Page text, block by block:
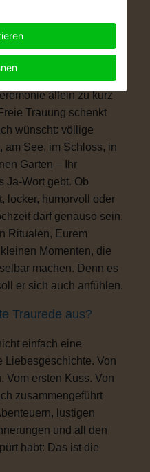
sich eine Hochzeit, die
ist eine kirchliche
Euch. Vielleicht ist
allein zu kurz
Trauung schenkt
wünscht: völlige
am See, im Schloss, in
Garten – Ihr
Ja-Wort gebt. Ob
locker, humorvoll oder
darf genauso sein,
Ritualen, Eurem
Momenten, die
machen. Denn es
er sich auch anfühlen.
Traurede aus?
einfach eine
Liebesgeschichte. Von
Vom ersten Kuss. Von
zusammengeführt
lustigen
und all den
habt: Das ist die